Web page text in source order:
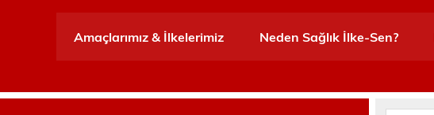
Amaçlarımız & İlkelerimiz
Neden Sağlık İlke-Sen?